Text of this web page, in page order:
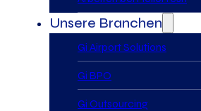
Unsere Branchen
Gi Airport Solutions
Gi BPO
Gi Outsourcing